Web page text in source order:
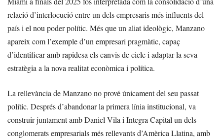
relació d’interlocució entre un dels empresaris més influents del
país i el nou poder polític. Més que un aliat ideològic, Manzano
apareix com l’exemple d’un empresari pragmàtic, capaç
d’identificar amb rapidesa els canvis de cicle i adaptar la seva
estratègia a la nova realitat econòmica i política.
La rellevància de Manzano no prové únicament del seu passat
polític. Després d’abandonar la primera línia institucional, va
construir juntament amb Daniel Vila i Integra Capital un dels
conglomerats empresarials més rellevants d’Amèrica Llatina, amb